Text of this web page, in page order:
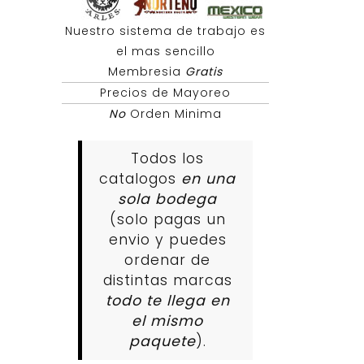
Nuestro sistema de trabajo es
el mas sencillo
Membresia Gratis
Precios de Mayoreo
No Orden Minima
Todos los
catalogos en una
sola bodega
(solo pagas un
envio y puedes
ordenar de
distintas marcas
todo te llega en
el mismo
paquete).